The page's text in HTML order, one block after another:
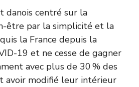
danois centré sur la
être par la simplicité et la
la France depuis la
19 et ne cesse de gagner
avec plus de 30 % des
avoir modifié leur intérieur